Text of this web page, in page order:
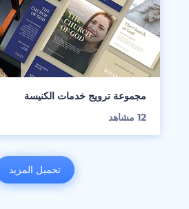
مجموعة ترويج خدمات الكنيسة
12 مشاهد
تحميل المزيد